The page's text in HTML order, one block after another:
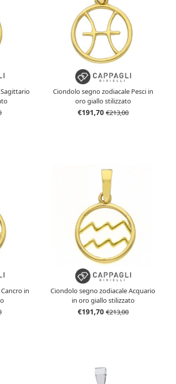
Ciondolo segno zodiacale Pesci in
oro giallo stilizzato
€191,70 €213,00
in
Ciondolo segno zodiacale Acquario
in oro giallo stilizzato
€191,70 €213,00